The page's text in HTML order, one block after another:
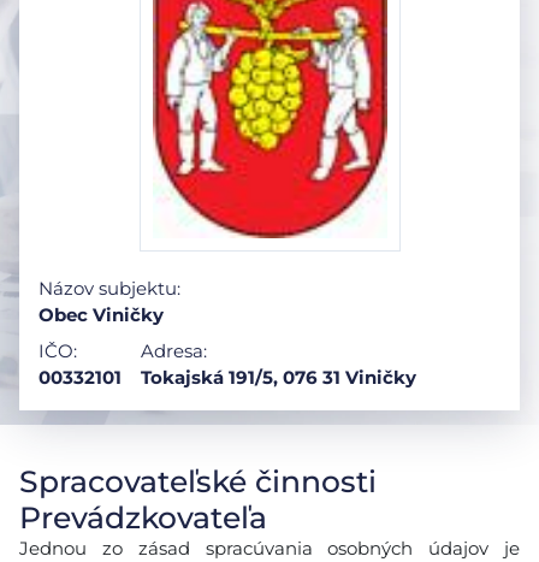
Názov subjektu:
Obec Viničky
IČO:
00332101
Adresa:
Tokajská 191/5, 076 31 Viničky
Spracovateľské činnosti
Prevádzkovateľa
Jednou zo zásad spracúvania osobných údajov je